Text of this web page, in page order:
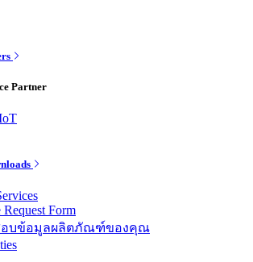
Partner
Request Form
อบข้อมูลผลิตภัณฑ์ของคุณ